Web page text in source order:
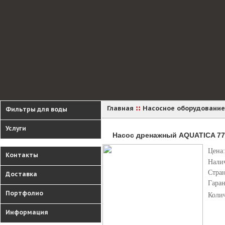
Фильтры для воды
Услуги
Контакты
Доставка
Портфолио
Информация
Главная :: Насосное оборудование
Насос дренажный AQUATICA
Цена: